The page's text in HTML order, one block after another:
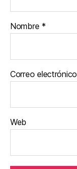
Nombre *
Correo electrónico
Web